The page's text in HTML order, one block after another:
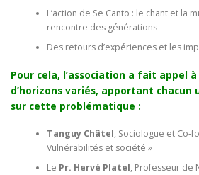
L’action de Se Canto : le chant et la
rencontre des générations
Des retours d’expériences et les
Pour cela, l’association a fait appel
d’horizons variés, apportant
sur cette problématique :
Tanguy Châtel, Sociologue et Co-
Vulnérabilités et société »
Le Pr. Hervé Platel, Professeur de